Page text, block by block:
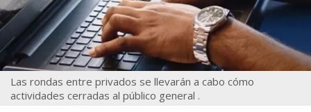
Las rondas entre privados se llevarán a cabo cómo
actividades cerradas al público general .